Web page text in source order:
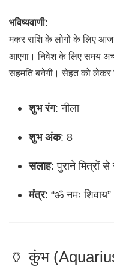
भविष्यवाणी:
मकर राशि के लोगों के लिए
आएगा। निवेश के लिए समय
सहमति बनेगी। सेहत को लेकर
शुभ रंग: नीला
शुभ अंक: 8
सलाह: पुराने मित्रों
मंत्र: “ॐ नमः शिवाय”
🏺 कुंभ